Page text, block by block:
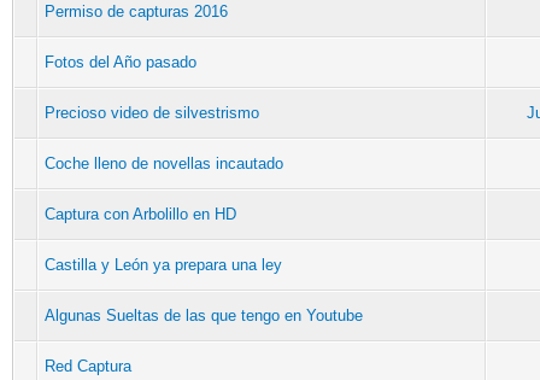
Permiso de capturas 2016
Fotos del Año pasado
Precioso video de silvestrismo
Coche lleno de novellas incautado
Captura con Arbolillo en HD
Castilla y León ya prepara una ley
Algunas Sueltas de las que tengo en Youtube
Red Captura